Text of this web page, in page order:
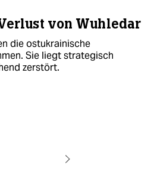
von Wuhledar
die ostukrainische
Sie liegt strategisch
zerstört.